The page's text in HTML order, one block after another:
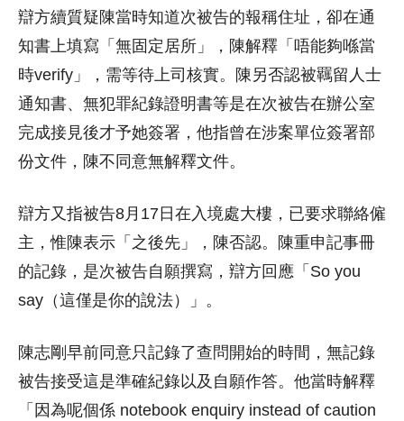
辯方續質疑陳當時知道次被告的報稱住址，卻在通
知書上填寫「無固定居所」，陳解釋「唔能夠喺當
時verify」，需等待上司核實。陳另否認被羈留人士
通知書、無犯罪紀錄證明書等是在次被告在辦公室
完成接見後才予她簽署，他指曾在涉案單位簽署部
份文件，陳不同意無解釋文件。
辯方又指被告8月17日在入境處大樓，已要求聯絡僱
主，惟陳表示「之後先」，陳否認。陳重申記事冊
的記錄，是次被告自願撰寫，辯方回應「So you
say（這僅是你的說法）」。
陳志剛早前同意只記錄了查問開始的時間，無記錄
被告接受這是準確紀錄以及自願作答。他當時解釋
「因為呢個係 notebook enquiry instead of caution